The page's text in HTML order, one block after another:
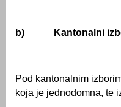
b) Kantonalni
Pod kantonalnim
koja je jednodomna, te